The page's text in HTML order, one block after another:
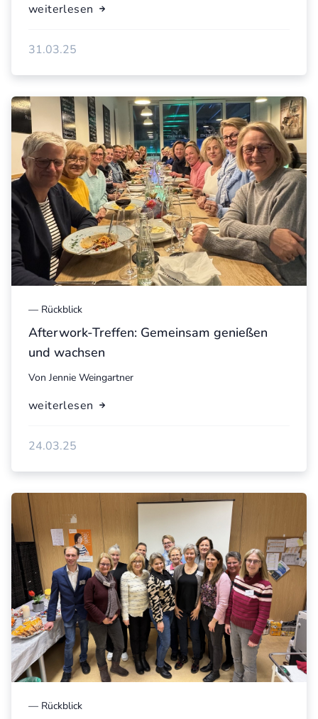
weiterlesen
31.03.25
— Rückblick
Afterwork-Treffen: Gemeinsam genießen
und wachsen
Von Jennie Weingartner
weiterlesen
24.03.25
— Rückblick